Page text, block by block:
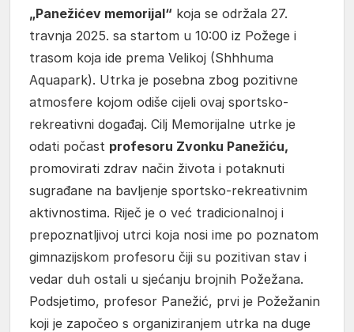
„Panežićev memorijal“ koja se održala 27.
travnja 2025. sa startom u 10:00 iz Požege i
trasom koja ide prema Velikoj (Shhhuma
Aquapark). Utrka je posebna zbog pozitivne
atmosfere kojom odiše cijeli ovaj sportsko-
rekreativni događaj. Cilj Memorijalne utrke je
odati počast profesoru Zvonku Panežiću,
promovirati zdrav način života i potaknuti
sugrađane na bavljenje sportsko-rekreativnim
aktivnostima. Riječ je o već tradicionalnoj i
prepoznatljivoj utrci koja nosi ime po poznatom
gimnazijskom profesoru čiji su pozitivan stav i
vedar duh ostali u sjećanju brojnih Požežana.
Podsjetimo, profesor Panežić, prvi je Požežanin
koji je započeo s organiziranjem utrka na duge